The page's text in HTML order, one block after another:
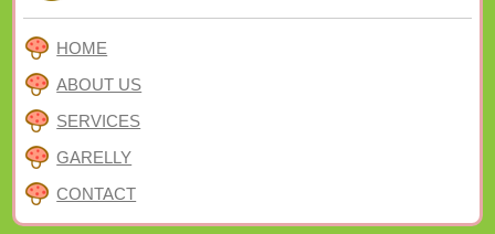
HOME
ABOUT US
SERVICES
GARELLY
CONTACT